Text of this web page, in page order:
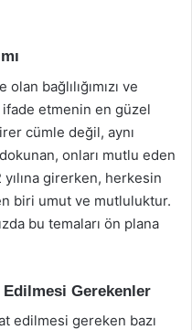
bağlılığımızı ve
etmenin en güzel
cümle değil, aynı
onları mutlu eden
girerken, herkesin
biri umut ve mutluluktur.
bu temaları ön plana
Edilmesi Gerekenler
edilmesi gereken bazı